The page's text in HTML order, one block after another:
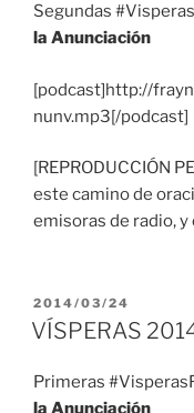
Segundas
la Anunciación
[podcast]http://
nunv.mp3[/podcast]
[REPRODUCCIÓN
este camino de
emisoras de radio,
PUBLICADO
EL
2014/03/24
VÍSPERAS
Primeras
la Anunciación